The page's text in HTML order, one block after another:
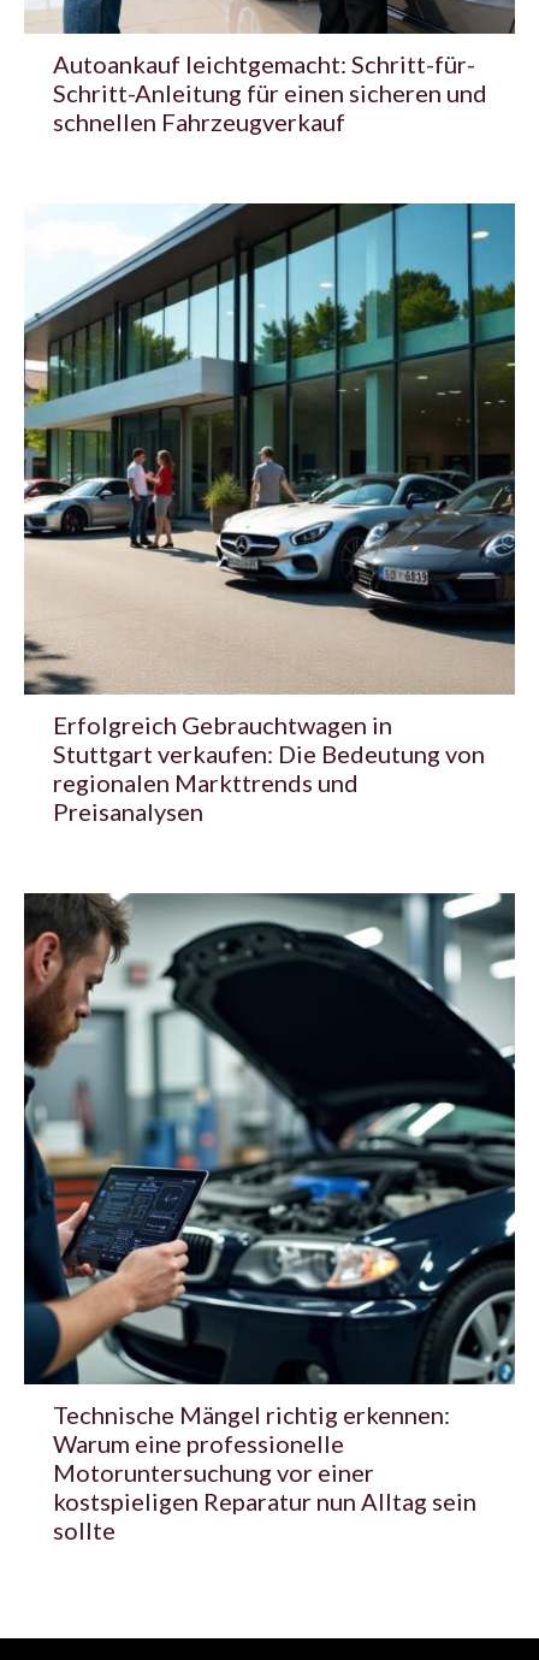
Autoankauf leichtgemacht: Schritt-für-
Schritt-Anleitung für einen sicheren und
schnellen Fahrzeugverkauf
Erfolgreich Gebrauchtwagen in
Stuttgart verkaufen: Die Bedeutung von
regionalen Markttrends und
Preisanalysen
Technische Mängel richtig erkennen:
Warum eine professionelle
Motoruntersuchung vor einer
kostspieligen Reparatur nun Alltag sein
sollte